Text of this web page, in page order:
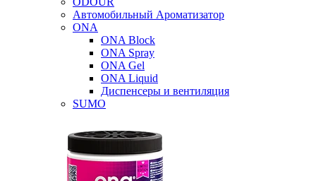
Автомобильный Ароматизатор
ONA
ONA Block
ONA Spray
ONA Gel
ONA Liquid
Диспенсеры и вентиляция
SUMO